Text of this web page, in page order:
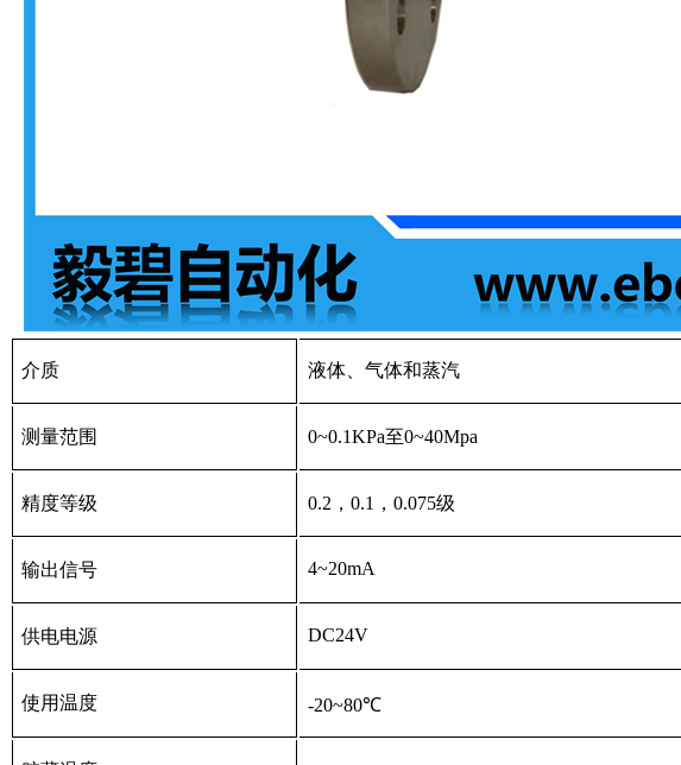
介质 液体、气体和蒸汽
测量范围 0~0.1KPa至0~40Mpa
精度等级 0.2，0.1，0.075级
输出信号 4~20mA
供电电源 DC24V
使用温度 -20~80℃